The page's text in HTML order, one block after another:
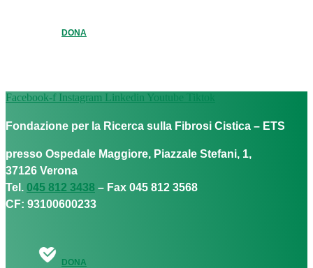
DONA
Facebook-f Instagram Linkedin Youtube Tiktok
Fondazione per la Ricerca sulla Fibrosi Cistica – ETS
presso Ospedale Maggiore, Piazzale Stefani, 1,
37126 Verona
Tel. 045 812 3438 – Fax 045 812 3568
CF: 93100600233
DONA